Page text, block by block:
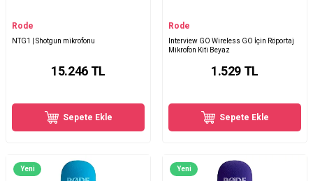
Rode
NTG1 | Shotgun mikrofonu
15.246TL
Sepete Ekle
Rode
Interview GO Wireless GO İçin Röportaj
Mikrofon Kiti Beyaz
1.529 TL
Sepete Ekle
Yeni Yeni